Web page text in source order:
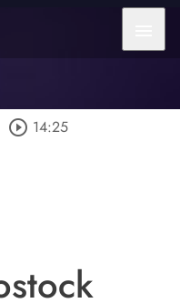
play_circle_outline 14:25